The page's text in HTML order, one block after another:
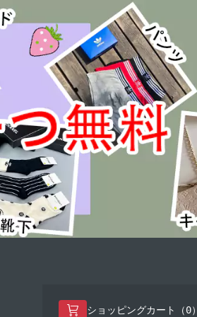
ショッピングカート（ 0）